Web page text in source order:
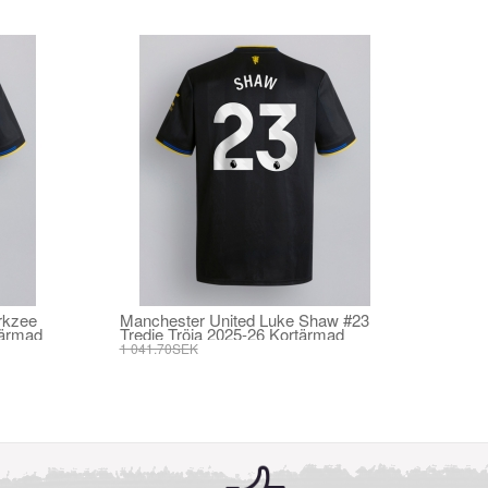
Manchester United Luke Shaw #23
Tredje Tröja 2025-26 Kortärmad
1 041.70SEK